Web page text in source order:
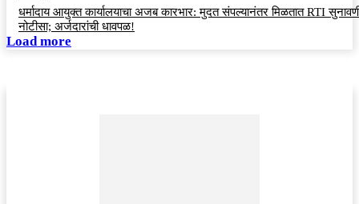
धर्मादाय आयुक्त कार्यालयाचा अजब कारभार: मुदत संपल्यानंतर मिळतात RTI
नोटीसा; अर्जदारांची धावपळ!
Load more